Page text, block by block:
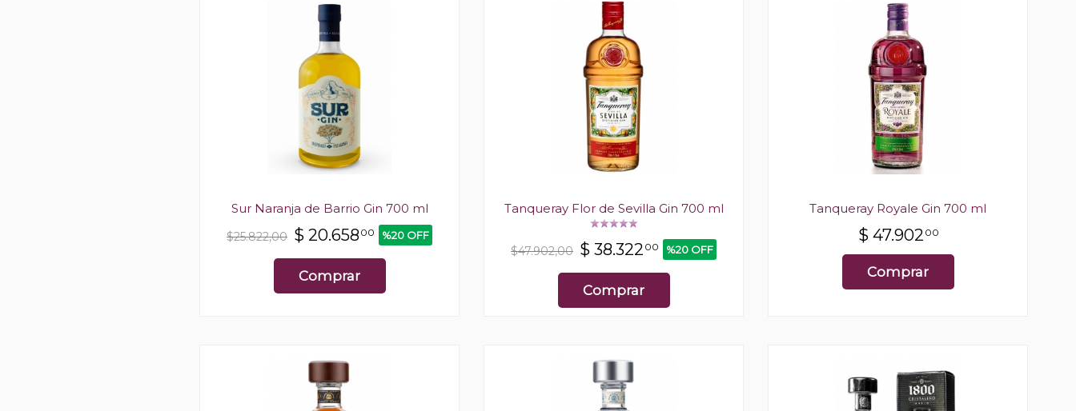
Sur Naranja de Barrio Gin 700 ml
$25.822,00 $ 20.658 00 %20 OFF
Comprar
Tanqueray Flor de Sevilla Gin 700 ml
$47.902,00 $ 38.322 00 %20 OFF
Comprar
Tanqueray Royale Gin 700 ml
$ 47.902 00
Comprar